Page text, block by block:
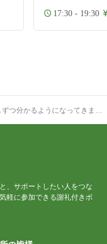
17:30 - 19:30
つ分かるようになってきまし
、サポートしたい人をつな
軽に参加できる謝礼付きボ